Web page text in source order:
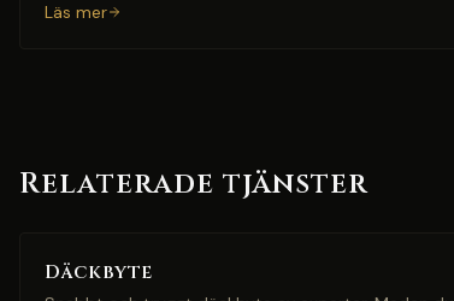
Läs mer
Relaterade tjänster
Däckbyte